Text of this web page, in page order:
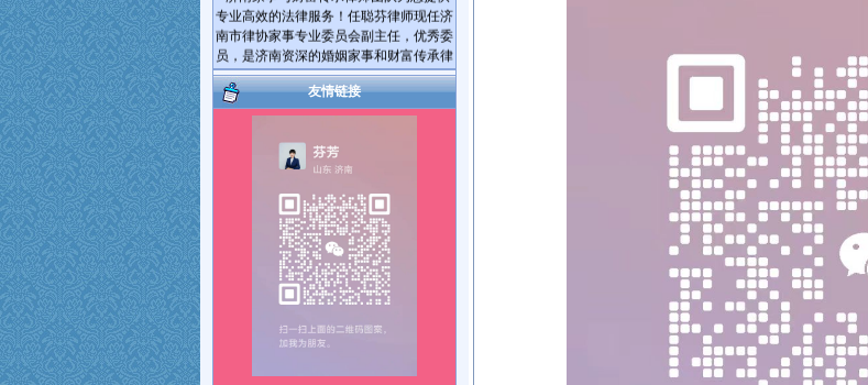
专业高效的法律服务！任聪芬律师现任济
南市律协家事专业委员会副主任，优秀委
员，是济南资深的婚姻家事和财富传承律
师。代理过大量的离婚纠纷案件和遗产继
承纠纷案件。
爱家护家，用法商守护财富！帮您将您
遗产继承、财富传承等方面的法律问题需
要帮助，可电话咨询，也可电话预约后到
我会及时给您解答。如果满意请您在问题
解决的同时把我推荐给您身边需要帮助的
朋友，谢谢！
服务热线： 17753181492 15964027812
执业机构：山东国曜琴岛律师事务所
地 址：济南市历下区山大路264号国曜律
师楼（山大路南首）
乘车路线：可乘117、115、K56、137、
友情链接